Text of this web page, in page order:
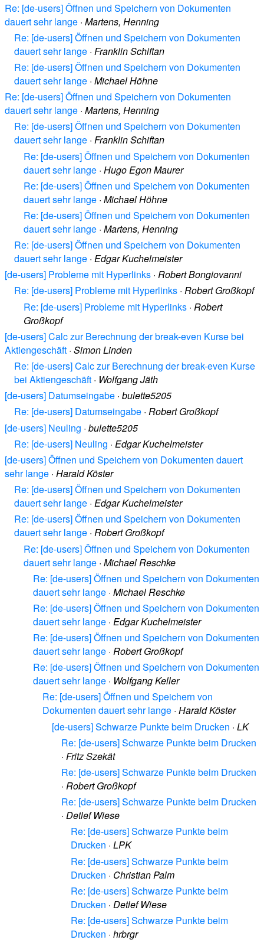
Re: [de-users] Öffnen und Speichern von Dokumenten
dauert sehr lange · Martens, Henning
Re: [de-users] Öffnen und Speichern von Dokumenten
dauert sehr lange · Franklin Schiftan
Re: [de-users] Öffnen und Speichern von Dokumenten
dauert sehr lange · Michael Höhne
Re: [de-users] Öffnen und Speichern von Dokumenten
dauert sehr lange · Martens, Henning
Re: [de-users] Öffnen und Speichern von Dokumenten
dauert sehr lange · Franklin Schiftan
Re: [de-users] Öffnen und Speichern von Dokumenten
dauert sehr lange · Hugo Egon Maurer
Re: [de-users] Öffnen und Speichern von Dokumenten
dauert sehr lange · Michael Höhne
Re: [de-users] Öffnen und Speichern von Dokumenten
dauert sehr lange · Martens, Henning
Re: [de-users] Öffnen und Speichern von Dokumenten
dauert sehr lange · Edgar Kuchelmeister
[de-users] Probleme mit Hyperlinks · Robert Bongiovanni
Re: [de-users] Probleme mit Hyperlinks · Robert Großkopf
Re: [de-users] Probleme mit Hyperlinks · Robert
Großkopf
[de-users] Calc zur Berechnung der break-even Kurse bei
Aktiengeschäft · Simon Linden
Re: [de-users] Calc zur Berechnung der break-even Kurse
bei Aktiengeschäft · Wolfgang Jäth
[de-users] Datumseingabe · bulette5205
Re: [de-users] Datumseingabe · Robert Großkopf
[de-users] Neuling · bulette5205
Re: [de-users] Neuling · Edgar Kuchelmeister
[de-users] Öffnen und Speichern von Dokumenten dauert
sehr lange · Harald Köster
Re: [de-users] Öffnen und Speichern von Dokumenten
dauert sehr lange · Edgar Kuchelmeister
Re: [de-users] Öffnen und Speichern von Dokumenten
dauert sehr lange · Robert Großkopf
Re: [de-users] Öffnen und Speichern von Dokumenten
dauert sehr lange · Michael Reschke
Re: [de-users] Öffnen und Speichern von Dokumenten
dauert sehr lange · Michael Reschke
Re: [de-users] Öffnen und Speichern von Dokumenten
dauert sehr lange · Edgar Kuchelmeister
Re: [de-users] Öffnen und Speichern von Dokumenten
dauert sehr lange · Robert Großkopf
Re: [de-users] Öffnen und Speichern von Dokumenten
dauert sehr lange · Wolfgang Keller
Re: [de-users] Öffnen und Speichern von
Dokumenten dauert sehr lange · Harald Köster
[de-users] Schwarze Punkte beim Drucken · LK
Re: [de-users] Schwarze Punkte beim Drucken
· Fritz Szekät
Re: [de-users] Schwarze Punkte beim Drucken
· Robert Großkopf
Re: [de-users] Schwarze Punkte beim Drucken
· Detlef Wiese
Re: [de-users] Schwarze Punkte beim
Drucken · LPK
Re: [de-users] Schwarze Punkte beim
Drucken · Christian Palm
Re: [de-users] Schwarze Punkte beim
Drucken · Detlef Wiese
Re: [de-users] Schwarze Punkte beim
Drucken · hrbrgr